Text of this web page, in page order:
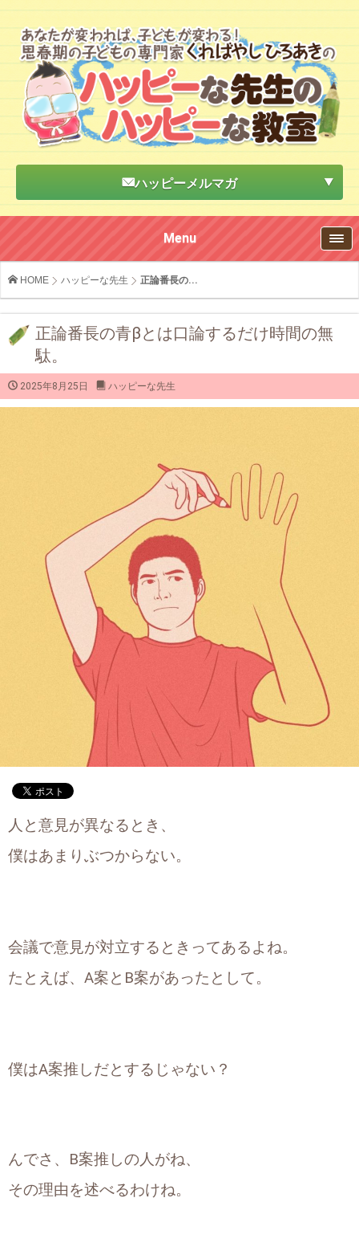
ハッピーメルマガ
Menu
HOME ハッピーな先生 正論番長の...
正論番長の青βとは口論するだけ時間の無
駄。
2025年8月25日 ハッピーな先生
人と意見が異なるとき、
僕はあまりぶつからない。
会議で意見が対立するときってあるよね。
たとえば、A案とB案があったとして。
僕はA案推しだとするじゃない？
んでさ、B案推しの人がね、
その理由を述べるわけね。